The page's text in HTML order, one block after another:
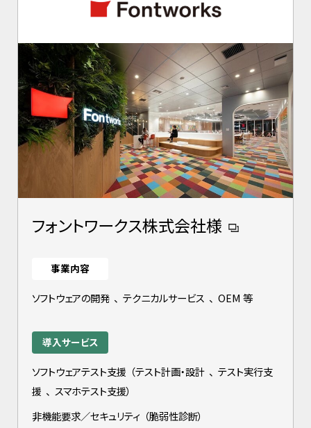
フォントワークス株式会社様
事業内容
ソフトウェアの開発 、 テクニカルサービス 、 OEM 等
導入サービス
ソフトウェアテスト支援 （テスト計画・設計 、 テスト実行支
援 、 スマホテスト支援）
非機能要求／セキュリティ （脆弱性診断）